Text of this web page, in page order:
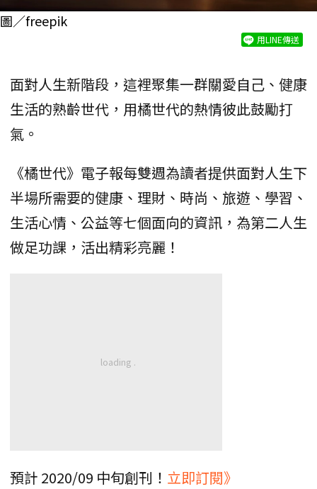
圖／freepik
用LINE傳送
面對人生新階段，這裡聚集一群關愛自己、健康
生活的熟齡世代，用橘世代的熱情彼此鼓勵打
氣。
《橘世代》電子報每雙週為讀者提供面對人生下
半場所需要的健康、理財、時尚、旅遊、學習、
生活心情、公益等七個面向的資訊，為第二人生
做足功課，活出精彩亮麗！
預計 2020/09 中旬創刊！ 立即訂閱》